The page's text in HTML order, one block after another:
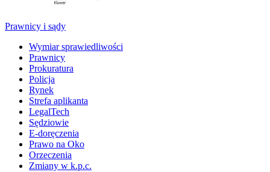
Prawnicy i sądy
Wymiar sprawiedliwości
Prawnicy
Prokuratura
Policja
Rynek
Strefa aplikanta
LegalTech
Sędziowie
E-doręczenia
Prawo na Oko
Orzeczenia
Zmiany w k.p.c.